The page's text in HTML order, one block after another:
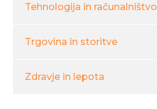
Tehnologija in računalništvo
Trgovina in storitve
Zdravje in lepota